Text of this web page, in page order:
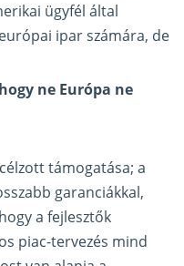
ügyfél által
ipar számára, de
ne Európa ne
támogatása; a
garanciákkal,
a fejlesztők
piac-tervezés mind